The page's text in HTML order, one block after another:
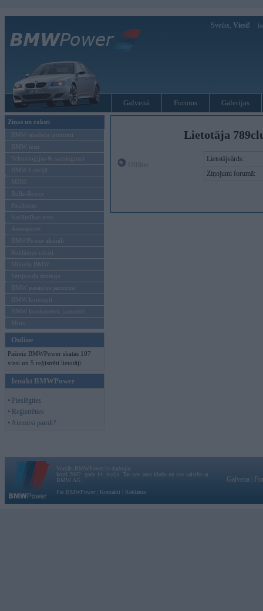
Sveiks, Viesi!
Galvenā Forums Galerijas
Ziņas un raksti
BMW modeļu jaunumi
BMW testi
Tehnoloģijas & sasniegumi
BMW Latvijā
MINI
Rolls-Royce
Pasākumi
Vadāmības tests
Autosports
BMWPower aktuāli
Reklāmas raksti
Mēneša BMW
Sērijveida tūnings
BMW pasaules jaunumi
BMW koncepti
BMW konkurentu jaunumi
Moto
Online
Pašreiz BMWPower skatās 107
viesi un 5 reģistrēti lietotāji.
Ienākt BMWPower
• Pieslēgties
• Reģistrēties
• Aizmirsi paroli?
Lietotāja
Lietotājvārds:
Ziņojumi forumā:
Vortāls BMWPower.lv darbojas
kopš 2002. gada 14. maija. Tas nav auto klubs un nav saistīts ar
BMW AG.
Par BMWPower
Kontakti Reklāma
Galvena